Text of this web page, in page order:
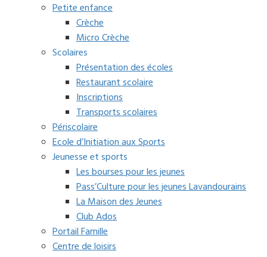
Petite enfance
Crèche
Micro Crèche
Scolaires
Présentation des écoles
Restaurant scolaire
Inscriptions
Transports scolaires
Périscolaire
Ecole d’Initiation aux Sports
Jeunesse et sports
Les bourses pour les jeunes
Pass’Culture pour les jeunes Lavandourains
La Maison des Jeunes
Club Ados
Portail Famille
Centre de loisirs